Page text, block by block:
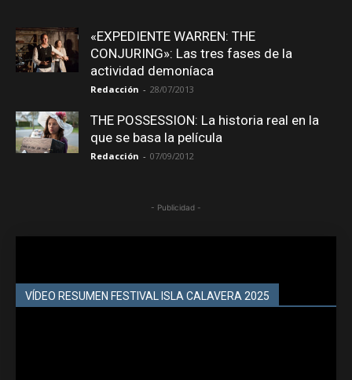
«EXPEDIENTE WARREN: THE
CONJURING»: Las tres fases de la
actividad demoníaca
Redacción - 28/07/2013
THE POSSESSION: La historia real en la
que se basa la película
Redacción - 07/09/2012
- Publicidad -
VÍDEO RESUMEN FESTIVAL ISLA CALAVERA 2025